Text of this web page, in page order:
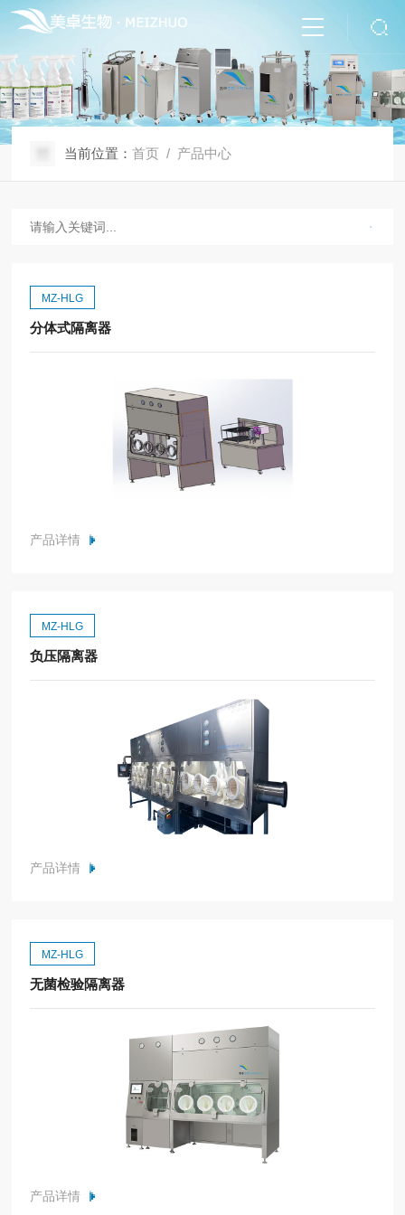
当前位置：首页 / 产品中心
MZ-HLG
分体式隔离器
产品详情
MZ-HLG
负压隔离器
产品详情
MZ-HLG
无菌检验隔离器
产品详情